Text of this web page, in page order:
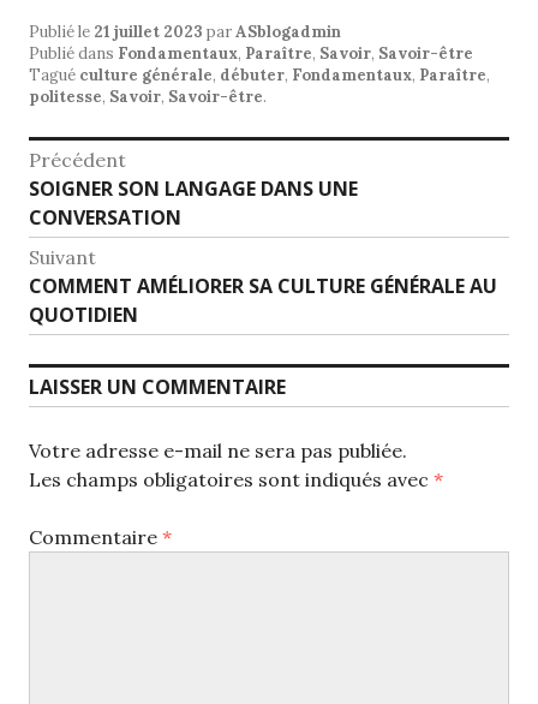
Publié le 21 juillet 2023 parASblogadmin
Publié dans Fondamentaux, Paraître, Savoir, Savoir-être
Tagué culture générale, débuter, Fondamentaux, Paraître,
politesse, Savoir, Savoir-être.
Navigation
de
l’article
Précédent
Article
précédent :
SOIGNER SON LANGAGE DANS UNE
CONVERSATION
Suivant
Article
Suivant:
COMMENT AMÉLIORER SA CULTURE GÉNÉRALE AU
QUOTIDIEN
LAISSER UN COMMENTAIRE
Votre adresse e-mail ne sera pas publiée.
Les champs obligatoires sont indiqués avec *
Commentaire *